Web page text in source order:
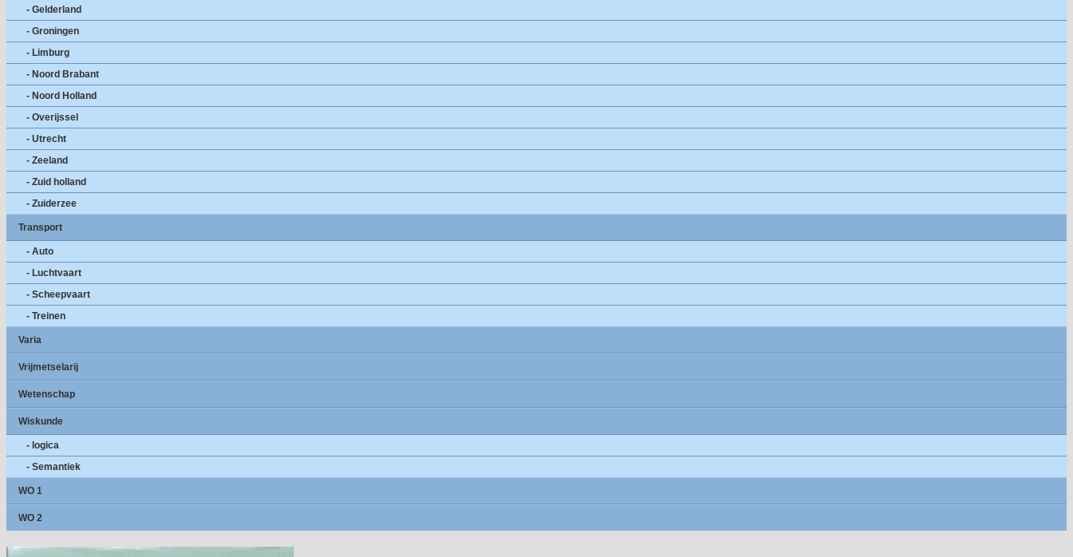
- Gelderland
- Groningen
- Limburg
- Noord Brabant
- Noord Holland
- Overijssel
- Utrecht
- Zeeland
- Zuid holland
- Zuiderzee
Transport
- Auto
- Luchtvaart
- Scheepvaart
- Treinen
Varia
Vrijmetselarij
Wetenschap
Wiskunde
- logica
- Semantiek
WO 1
WO 2